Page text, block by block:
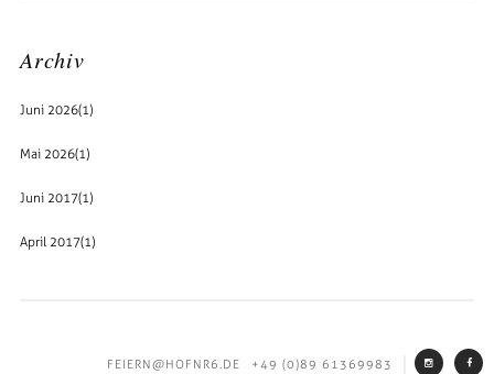
Archiv
Juni 2026(1)
Mai 2026(1)
Juni 2017(1)
April 2017(1)
FEIERN@HOFNR6.DE +49 (0)89 61369983